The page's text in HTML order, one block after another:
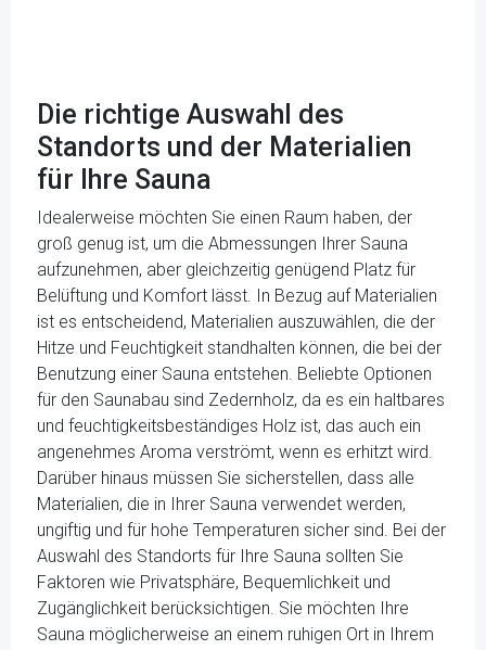
Die richtige Auswahl des
Standorts und der Materialien
für Ihre Sauna
Idealerweise möchten Sie einen Raum haben, der
groß genug ist, um die Abmessungen Ihrer Sauna
aufzunehmen, aber gleichzeitig genügend Platz für
Belüftung und Komfort lässt. In Bezug auf Materialien
ist es entscheidend, Materialien auszuwählen, die der
Hitze und Feuchtigkeit standhalten können, die bei der
Benutzung einer Sauna entstehen. Beliebte Optionen
für den Saunabau sind Zedernholz, da es ein haltbares
und feuchtigkeitsbeständiges Holz ist, das auch ein
angenehmes Aroma verströmt, wenn es erhitzt wird.
Darüber hinaus müssen Sie sicherstellen, dass alle
Materialien, die in Ihrer Sauna verwendet werden,
ungiftig und für hohe Temperaturen sicher sind. Bei der
Auswahl des Standorts für Ihre Sauna sollten Sie
Faktoren wie Privatsphäre, Bequemlichkeit und
Zugänglichkeit berücksichtigen. Sie möchten Ihre
Sauna möglicherweise an einem ruhigen Ort in Ihrem